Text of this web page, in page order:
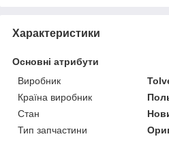
Характеристики
Основні атрибути
Виробник
Країна виробник
Стан
Тип запчастини